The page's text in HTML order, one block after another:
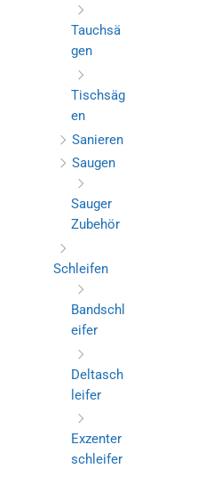
Tauchsä
gen
Tischsäg
en
Sanieren
Saugen
Sauger
Zubehör
Schleifen
Bandschl
eifer
Deltasch
leifer
Exzenter
schleifer